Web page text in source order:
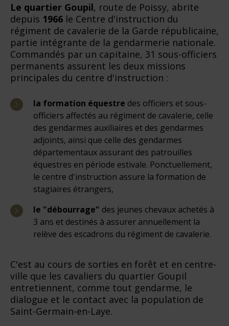
Le quartier Goupil, route de Poissy, abrite
depuis 1966 le Centre d'instruction du
régiment de cavalerie de la Garde républicaine,
partie intégrante de la gendarmerie nationale.
Commandés par un capitaine, 31 sous-officiers
permanents assurent les deux missions
principales du centre d'instruction :
la formation équestre des officiers et sous-
officiers affectés au régiment de cavalerie, celle
des gendarmes auxiliaires et des gendarmes
adjoints, ainsi que celle des gendarmes
départementaux assurant des patrouilles
équestres en période estivale. Ponctuellement,
le centre d'instruction assure la formation de
stagiaires étrangers,
le "débourrage" des jeunes chevaux achetés à
3 ans et destinés à assurer annuellement la
relève des escadrons du régiment de cavalerie.
C'est au cours de sorties en forêt et en centre-
ville que les cavaliers du quartier Goupil
entretiennent, comme tout gendarme, le
dialogue et le contact avec la population de
Saint-Germain-en-Laye.